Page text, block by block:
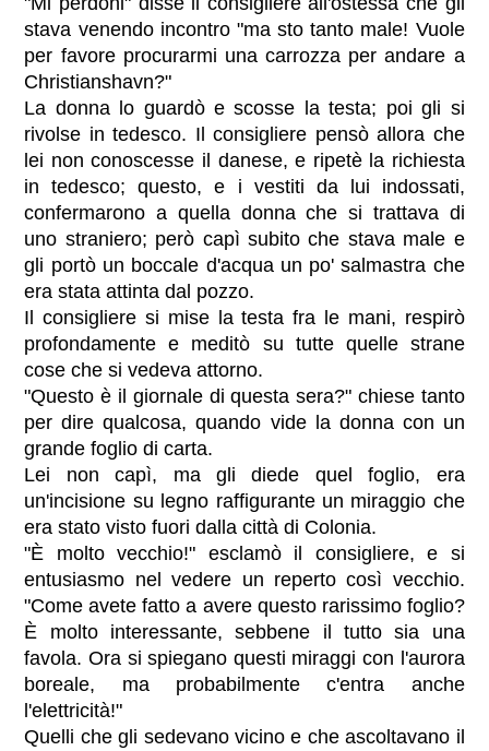
stava venendo incontro "ma sto tanto male! Vuole
per favore procurarmi una carrozza per andare a
Christianshavn?"
La donna lo guardò e scosse la testa; poi gli si
rivolse in tedesco. Il consigliere pensò allora che
lei non conoscesse il danese, e ripetè la richiesta
in tedesco; questo, e i vestiti da lui indossati,
confermarono a quella donna che si trattava di
uno straniero; però capì subito che stava male e
gli portò un boccale d'acqua un po' salmastra che
era stata attinta dal pozzo.
Il consigliere si mise la testa fra le mani, respirò
profondamente e meditò su tutte quelle strane
cose che si vedeva attorno.
"Questo è il giornale di questa sera?" chiese tanto
per dire qualcosa, quando vide la donna con un
grande foglio di carta.
Lei non capì, ma gli diede quel foglio, era
un'incisione su legno raffigurante un miraggio che
era stato visto fuori dalla città di Colonia.
"È molto vecchio!" esclamò il consigliere, e si
entusiasmo nel vedere un reperto così vecchio.
"Come avete fatto a avere questo rarissimo foglio?
È molto interessante, sebbene il tutto sia una
favola. Ora si spiegano questi miraggi con l'aurora
boreale, ma probabilmente c'entra anche
l'elettricità!"
Quelli che gli sedevano vicino e che ascoltavano il